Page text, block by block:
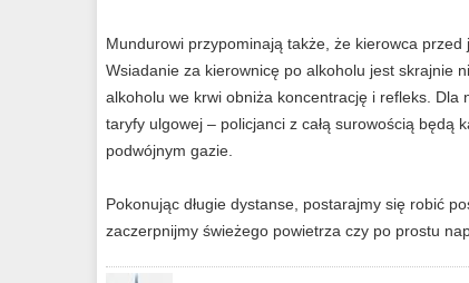
Mundurowi przypominają także, że kierowca przed
Wsiadanie za kierownicę po alkoholu jest skrajnie
alkoholu we krwi obniża koncentrację i refleks. Dla
taryfy ulgowej – policjanci z całą surowością będą
podwójnym gazie.
Pokonując długie dystanse, postarajmy się robić
zaczerpnijmy świeżego powietrza czy po prostu